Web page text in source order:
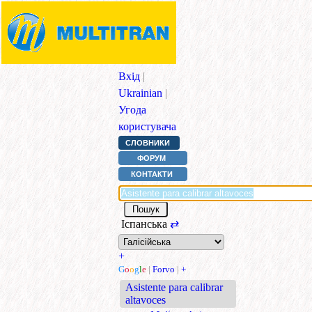
Вхід |
Ukrainian |
Угода
користувача
СЛОВНИКИ
ФОРУМ
КОНТАКТИ
Іспанська ⇄
+
Google | Forvo | +
Asistente para calibrar
altavoces